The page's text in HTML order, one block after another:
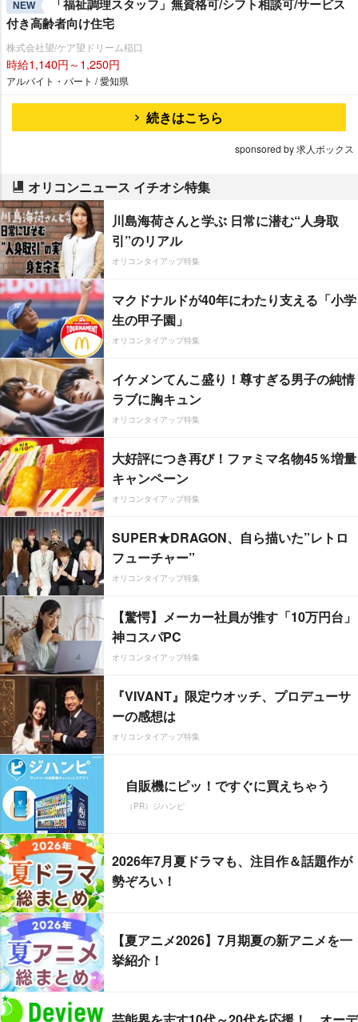
NEW
「福祉調理スタッフ」無資格可/シフト相談可/サービス
付き高齢者向け住宅
株式会社望/ケア望ドリーム稲口
時給1,140円～1,250円
アルバイト・パート / 愛知県
続きはこちら
sponsored by 求人ボックス
オリコンニュース イチオシ特集
川島海荷さんと学ぶ 日常に潜む“人身取
引”のリアル
オリコンタイアップ特集
マクドナルドが40年にわたり支える「小学
生の甲子園」
オリコンタイアップ特集
イケメンてんこ盛り！尊すぎる男子の純情
ラブに胸キュン
オリコンタイアップ特集
大好評につき再び！ファミマ名物45％増量
キャンペーン
オリコンタイアップ特集
SUPER★DRAGON、自ら描いた”レトロ
フューチャー”
オリコンタイアップ特集
【驚愕】メーカー社員が推す「10万円台」
神コスパPC
オリコンタイアップ特集
『VIVANT』限定ウオッチ、プロデューサ
ーの感想は
オリコンタイアップ特集
自販機にピッ！ですぐに買えちゃう
（PR）ジハンピ
2026年7月夏ドラマも、注目作＆話題作が
勢ぞろい！
【夏アニメ2026】7月期夏の新アニメを一
挙紹介！